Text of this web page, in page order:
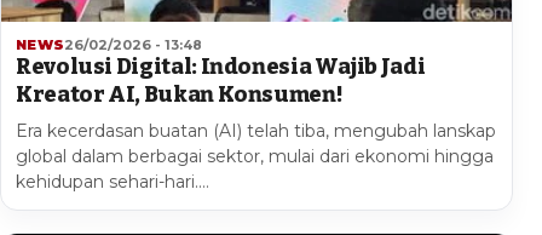
NEWS26/02/2026 - 13:48
Revolusi Digital: Indonesia Wajib Jadi
Kreator AI, Bukan Konsumen!
Era kecerdasan buatan (AI) telah tiba, mengubah lanskap
global dalam berbagai sektor, mulai dari ekonomi hingga
kehidupan sehari-hari.…